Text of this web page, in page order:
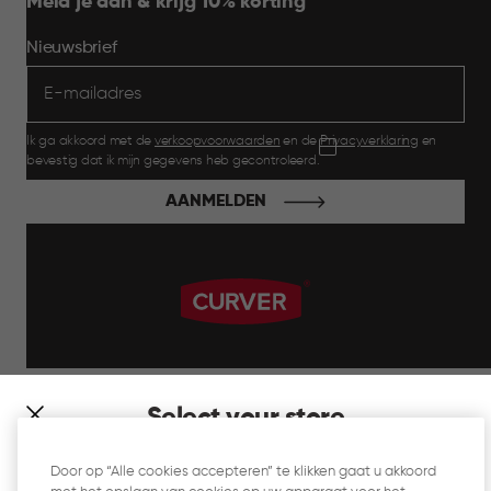
Select your store
which store would you like to shop?
Nieuwsbrief
Ik ga akkoord met de verkoopvoorwaarden en dePrivacyverklaring en
bevestig dat ik mijn gegevens heb gecontroleerd.
AANMELDEN
Door op “Alle cookies accepteren” te klikken gaat u akkoord